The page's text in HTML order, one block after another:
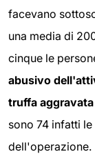
facevano
una media di
cinque le
abusivo
truffa aggravata
sono 74 infatti
dell'operazione.